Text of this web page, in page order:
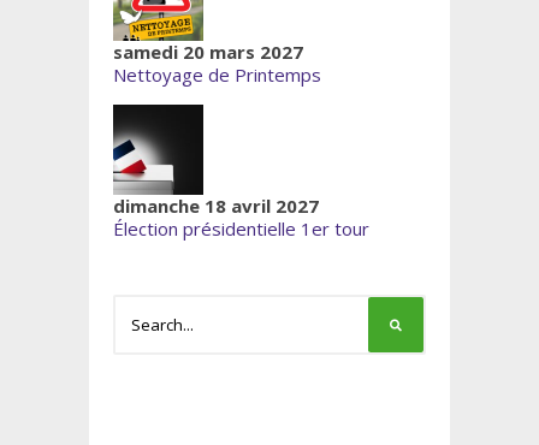
samedi 20 mars 2027
Nettoyage de Printemps
dimanche 18 avril 2027
Élection présidentielle 1er tour